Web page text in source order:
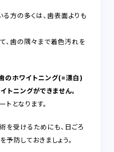
方の多くは、歯表面よりも
、歯の隅々まで着色汚れを
のホワイトニング(=漂白)
トニングができません。
となります。
を受けるためにも、日ごろ
防しておきましょう。